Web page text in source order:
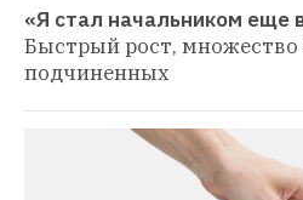
«Я стал начальником еще
Быстрый рост, множество
подчиненных